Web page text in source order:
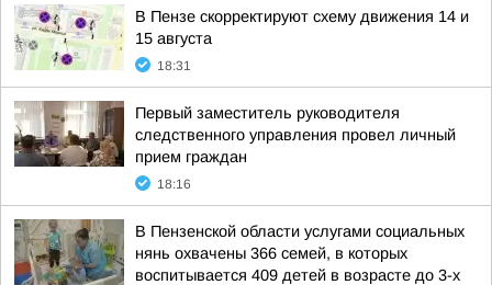
В Пензе скорректируют схему движения 14 и
15 августа
18:31
Первый заместитель руководителя
следственного управления провел личный
прием граждан
18:16
В Пензенской области услугами социальных
нянь охвачены 366 семей, в которых
воспитывается 409 детей в возрасте до 3-х